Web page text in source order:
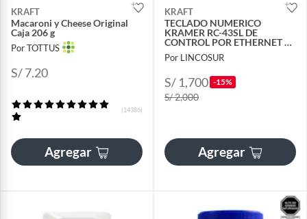
KRAFT
Macaroni y Cheese Original
Caja 206 g
Por TOTTUS
S/ 7.20
(14386)
Agregar
KRAFT
TECLADO NUMERICO
KRAMER RC-43SL DE
CONTROL POR ETHERNET 6
BOTONES
Por LINCOSUR
S/ 1,700 -15%
S/ 2,000
Agregar